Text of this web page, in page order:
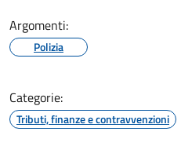
Argomenti:
Polizia
Categorie:
Tributi, finanze e contravvenzioni